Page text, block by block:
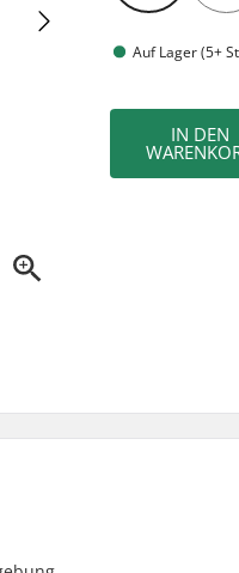
Auf Lager (5+
IN DEN